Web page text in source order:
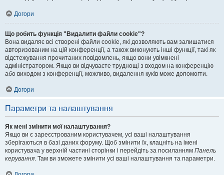
Догори
Що робить функція "Видалити файли cookie"?
Вона видаляє всі створені файли cookie, які дозволяють вам залишатися
авторизованим на цій конференції, а також виконують інші функції, такі як
відстежування прочитаних повідомлень, якщо вони увімкнені
адміністратором. Якщо ви відчуваєте труднощі з входом на конференцію
або виходом з конференції, можливо, видалення куків може допомогти.
Догори
Параметри та налаштування
Як мені змінити мої налаштування?
Якщо ви є зареєстрованим користувачем, усі ваші налаштування
зберігаються в базі даних форуму. Щоб змінити їх, клацніть на імені
користувача у верхній частині сторінки і перейдіть за посиланням Панель
керування. Там ви зможете змінити усі ваші налаштування та параметри.